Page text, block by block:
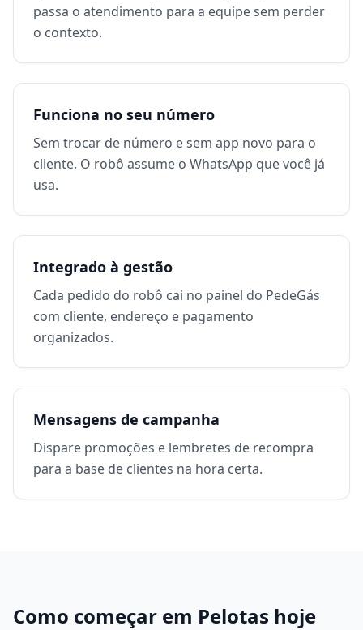
passa o atendimento para a equipe sem perder
o contexto.
Funciona no seu número
Sem trocar de número e sem app novo para o
cliente. O robô assume o WhatsApp que você já
usa.
Integrado à gestão
Cada pedido do robô cai no painel do PedeGás
com cliente, endereço e pagamento
organizados.
Mensagens de campanha
Dispare promoções e lembretes de recompra
para a base de clientes na hora certa.
Como começar em Pelotas hoje